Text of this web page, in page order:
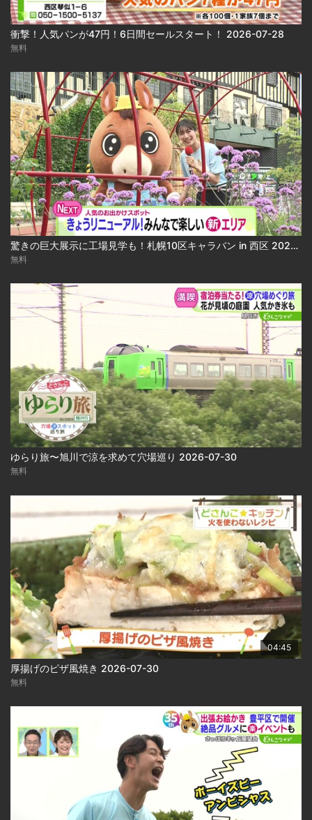
衝撃！人気パンが47円！6日間セールスタート！ 2026-07-28
無料
驚きの巨大展示に工場見学も！札幌10区キャラバン in 西区 2026-07-30 2026-07-30
無料
ゆらり旅〜旭川で涼を求めて穴場巡り 2026-07-30
無料
04:45
厚揚げのピザ風焼き 2026-07-30
無料